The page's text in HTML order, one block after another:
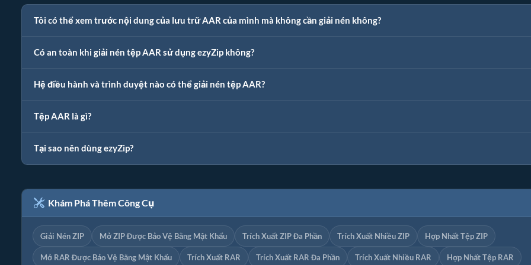
Tôi có thể xem trước nội dung của lưu trữ AAR của mình mà không cần giải nén không?
Có an toàn khi giải nén tệp AAR sử dụng ezyZip không?
Hệ điều hành và trình duyệt nào có thể giải nén tệp AAR?
Tệp AAR là gì?
Tại sao nên dùng ezyZip?
Khám Phá Thêm Công Cụ
Giải Nén ZIP Mở ZIP Được Bảo Vệ Bằng Mật Khẩu Trích Xuất ZIP Đa Phần Trích Xuất Nhiều ZIP Hợp Nhất Tệp ZIP
Mở RAR Được Bảo Vệ Bằng Mật Khẩu Trích Xuất RAR Trích Xuất RAR Đa Phần Trích Xuất Nhiều RAR Hợp Nhất Tệp RAR